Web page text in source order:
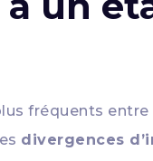
fréquents
divergences